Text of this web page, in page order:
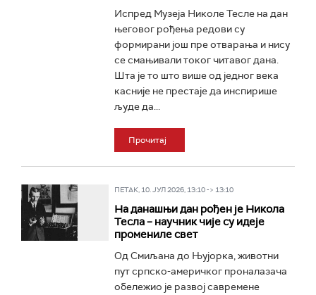
Испред Музеја Николе Тесле на дан
његовог рођења редови су
формирани још пре отварања и нису
се смањивали токог читавог дана.
Шта је то што више од једног века
касније не престаје да инспирише
људе да...
Прочитај
ПЕТАК, 10. ЈУЛ 2026, 13:10 -> 13:10
На данашњи дан рођен је Никола
Тесла – научник чије су идеје
промениле свет
Од Смиљана до Њујорка, животни
пут српско-америчког проналазача
обележио је развој савремене